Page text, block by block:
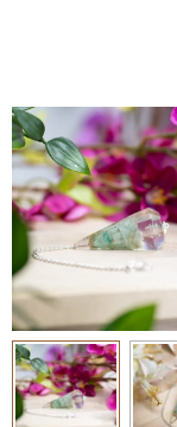
de
hoofdinhoud